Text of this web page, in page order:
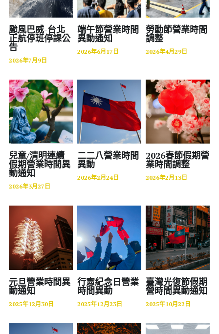
客戶服務
正航願景
股東專區
ESG永續經營
隱私權政策指南
聯絡正航
颱風巴威-台北
正航停班停課公
告
2026年7月9日
端午節營業時間
異動通知
2026年6月17日
勞動節營業時間
調整
2026年4月29日
兒童/清明連續
假期營業時間異
動通知
2026年3月27日
二二八營業時間
異動
2026年2月24日
2026春節假期營
業時間調整
2026年2月13日
元旦營業時間異
動通知
2025年12月30日
行憲紀念日營業
時間異動
2025年12月23日
臺灣光復節假期
營時間異動通知
2025年10月22日
IPO
專案管理
醫療
金屬加工
零售業
食品安全
MES 車間管理
電子發票
圖書印刷出版
研討會展覽
POS管理
BI商業智慧